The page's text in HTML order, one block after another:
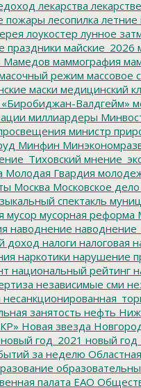
лекарства
пожары лесопилка летние
лоукостер лунное
праздники майские_2026
Мамедов маммография
режим массовое
маски медицинский
Валдгейм»
миллиардеры
министр
Минфин
Молодая Гвардия
Москва Московское дело
спектакль
мусор мусорная реформа
наводнение
доход налоги налоговая
наркотики нарушение
национальный рейтинг
независимые сми
занятость нефть
Новая звезда
новый год_2021 новый
за неделю
палата ЕАО